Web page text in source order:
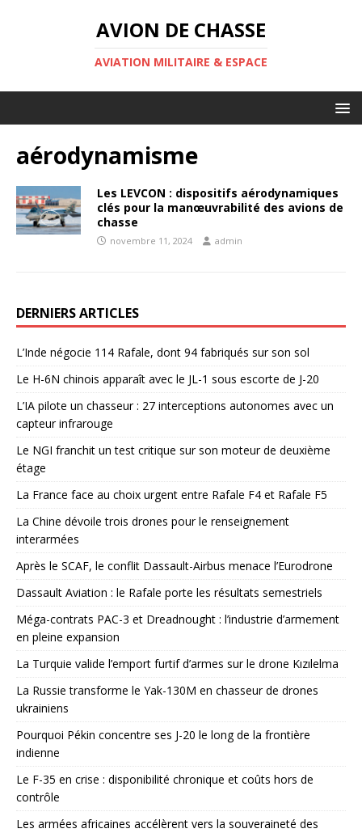
AVION DE CHASSE
AVIATION MILITAIRE & ESPACE
aérodynamisme
Les LEVCON : dispositifs aérodynamiques
clés pour la manœuvrabilité des avions de
chasse
novembre 11, 2024 admin
DERNIERS ARTICLES
L’Inde négocie 114 Rafale, dont 94 fabriqués sur son sol
Le H-6N chinois apparaît avec le JL-1 sous escorte de J-20
L’IA pilote un chasseur : 27 interceptions autonomes avec un
capteur infrarouge
Le NGI franchit un test critique sur son moteur de deuxième
étage
La France face au choix urgent entre Rafale F4 et Rafale F5
La Chine dévoile trois drones pour le renseignement
interarmées
Après le SCAF, le conflit Dassault-Airbus menace l’Eurodrone
Dassault Aviation : le Rafale porte les résultats semestriels
Méga-contrats PAC-3 et Dreadnought : l’industrie d’armement
en pleine expansion
La Turquie valide l’emport furtif d’armes sur le drone Kızılelma
La Russie transforme le Yak-130M en chasseur de drones
ukrainiens
Pourquoi Pékin concentre ses J-20 le long de la frontière
indienne
Le F-35 en crise : disponibilité chronique et coûts hors de
contrôle
Les armées africaines accélèrent vers la souveraineté des